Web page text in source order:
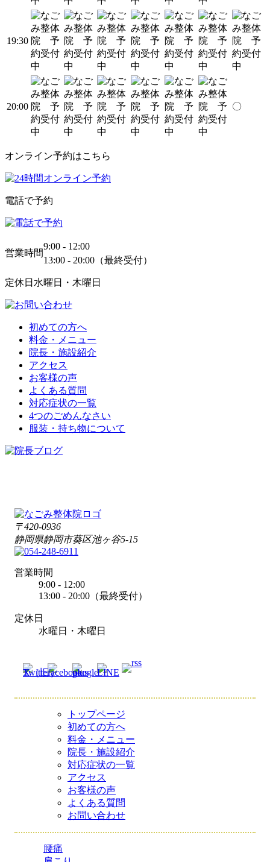
19:30
20:00 〇
オンライン予約はこちら
電話で予約
営業時間
9:00 - 12:00
13:00 - 20:00（最終受付）
定休日 水曜日・木曜日
初めての方へ
料金・メニュー
院長・施設紹介
アクセス
お客様の声
よくある質問
対応症状の一覧
4つのごめんなさい
服装・持ち物について
〒420-0936
静岡県静岡市葵区池ヶ谷5-15
営業時間
9:00 - 12:00
13:00 - 20:00（最終受付）
定休日
水曜日・木曜日
トップページ
初めての方へ
料金・メニュー
院長・施設紹介
対応症状の一覧
アクセス
お客様の声
よくある質問
お問い合わせ
腰痛